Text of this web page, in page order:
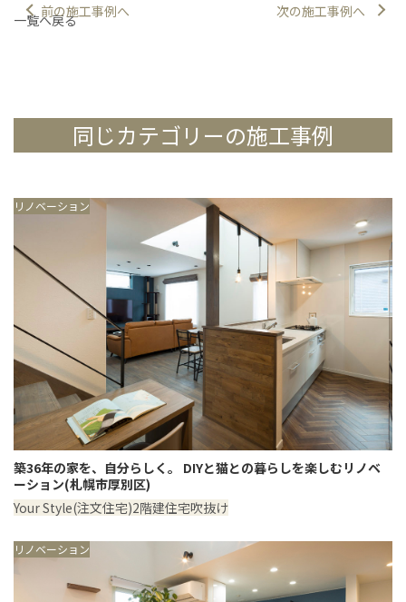
前の施工事例へ 次の施工事例へ
一覧へ戻る
同じカテゴリーの施工事例
リノベーション
築36年の家を、自分らしく。 DIYと猫との暮らしを楽しむリノベ
ーション(札幌市厚別区)
Your Style(注文住宅)2階建住宅吹抜け
リノベーション